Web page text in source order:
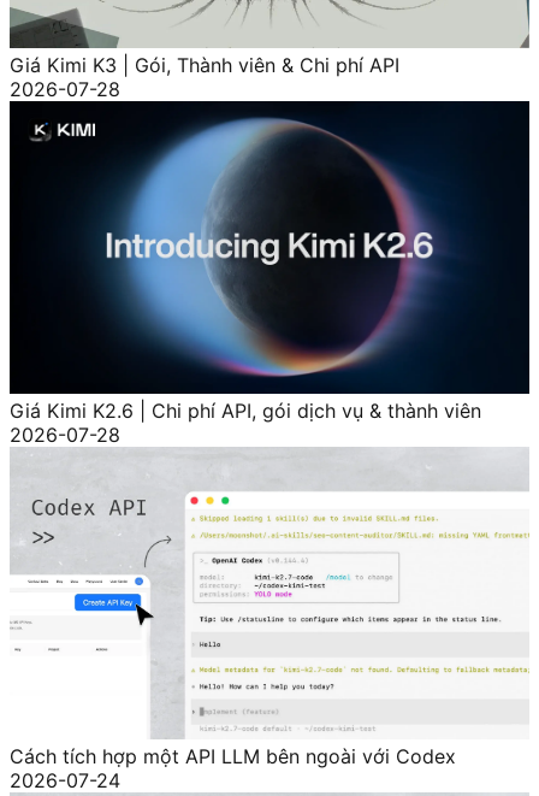
Giá Kimi K3 | Gói, Thành viên & Chi phí API
2026-07-28
Giá Kimi K2.6 | Chi phí API, gói dịch vụ & thành viên
2026-07-28
Cách tích hợp một API LLM bên ngoài với Codex
2026-07-24